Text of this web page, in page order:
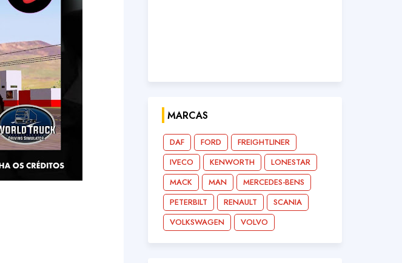
MARCAS
DAF FORD
FREIGHTLINER
IVECO
KENWORTH
LONESTAR
MACK
MAN
MERCEDES-BENS
PETERBILT
RENAULT
SCANIA
VOLKSWAGEN
VOLVO